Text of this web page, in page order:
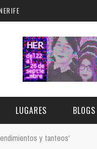
LUGARES BLOGS
y tanteos'